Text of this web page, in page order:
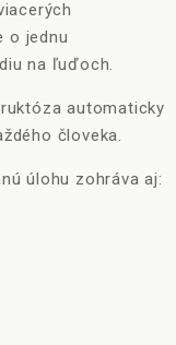
o jednu
na ľuďoch.
automaticky
človeka.
úlohu zohráva aj: